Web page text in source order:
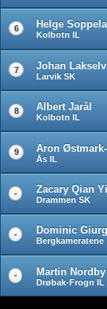
6 Helge
Kolbotn IL
7 Johan
Larvik SK
8 Albert Jarål
Kolbotn IL
9 Aron
Ås IL
- Zacary Qian
Drammen SK
- Dominic
Bergkameratene
- Martin Nordby
Drøbak-Frogn IL